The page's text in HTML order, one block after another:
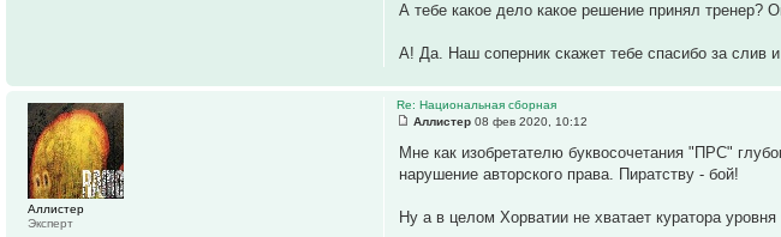
А тебе какое дело какое решение принял
А! Да. Наш соперник скажет тебе спасибо за слив
Re: Национальная сборная
Аллистер 08 фев 2020, 10:12
Мне как изобретателю буквосочетания "ПРС"
нарушение авторского права. Пиратству - бой!
Ну а в целом Хорватии не хватает куратора
Аллистер
Эксперт